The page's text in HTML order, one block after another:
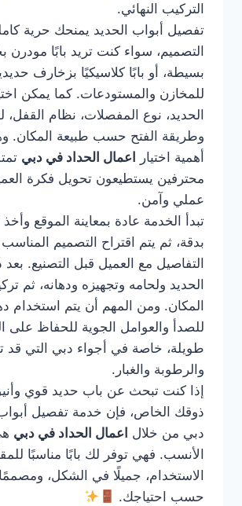
التركيب النهائي.
تفصيل أبواب الحديد يمنحك حرية
التصميم، سواء كنت تريد بابًا
بسيطة، أو بابًا كلاسيكيًا بزخارف
للمخازن والمستودعات. كما يمكن
الحديد، نوع المفصلات، نظام القفل،
وطريقة الفتح حسب طبيعة المكان.
أهمية اختيار
اعمال الحداد في دبي
محترفين يستطيعون تحويل فكرة
عملي وآمن.
تبدأ الخدمة عادة بمعاينة الموقع
بدقة، ثم يتم اقتراح التصميم
التفاصيل مع العميل قبل التصنيع.
الحديد ولحامه وتجهيزه ودهانه، ثم
المكان. ومن المهم أن يتم استخدام
للصدأ والعوامل الجوية للحفاظ على
طويلة، خاصة في أجواء دبي التي قد
والرطوبة والغبار.
إذا كنت تبحث عن باب حديد قوي
ذوقك الخاص، فإن خدمة تفصيل
دبي من خلال اعمال الحداد في دبي
الأنسب. فهي توفر لك بابًا مناسبًا
الاستخدام، جميلًا في الشكل،
حسب احتياجك.